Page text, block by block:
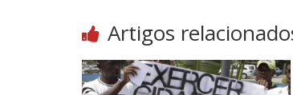
Artigos